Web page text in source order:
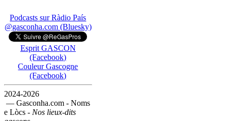
Podcasts sur Ràdio País
@gasconha.com (Bluesky)
Esprit GASCON
(Facebook)
Couleur Gascogne
(Facebook)
2024-2026
— Gasconha.com - Noms
e Lòcs - Nos lieux-dits